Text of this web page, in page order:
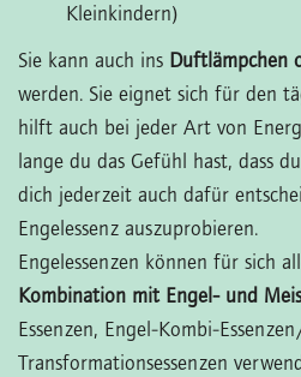
Kleinkindern)
Sie kann auch ins Duftlämpchen
werden. Sie eignet sich für den
hilft auch bei jeder Art von
lange du das Gefühl hast, dass
dich jederzeit auch dafür
Engelessenz auszuprobieren.
Engelessenzen können für sich
Kombination mit Engel- und
Essenzen, Engel-Kombi-
Transformationsessenzen